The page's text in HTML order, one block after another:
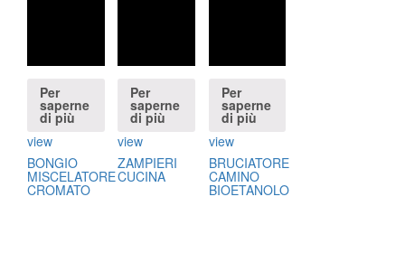
Per
saperne
di più
view
BONGIO
MISCELATORE
CROMATO
Per
saperne
di più
view
ZAMPIERI
CUCINA
Per
saperne
di più
view
BRUCIATORE
CAMINO
BIOETANOLO